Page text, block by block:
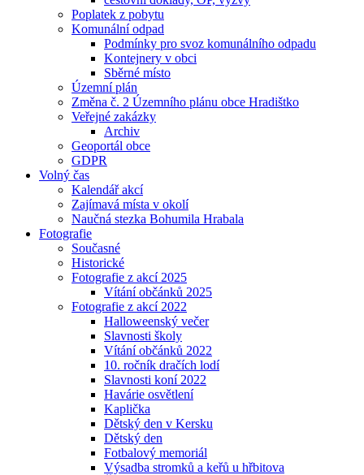
Poplatek z pobytu
Komunální odpad
Podmínky pro svoz komunálního odpadu
Kontejnery v obci
Sběrné místo
Územní plán
Změna č. 2 Územního plánu obce Hradištko
Veřejné zakázky
Archiv
Geoportál obce
GDPR
Volný čas
Kalendář akcí
Zajímavá místa v okolí
Naučná stezka Bohumila Hrabala
Fotografie
Současné
Historické
Fotografie z akcí 2025
Vítání občánků 2025
Fotografie z akcí 2022
Halloweenský večer
Slavnosti školy
Vítání občánků 2022
10. ročník dračích lodí
Slavnosti koní 2022
Havárie osvětlení
Kaplička
Dětský den v Kersku
Dětský den
Fotbalový memoriál
Výsadba stromků a keřů u hřbitova